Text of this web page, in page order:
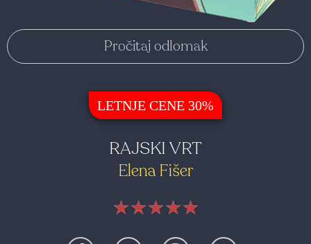
Pročitaj odlomak
LETNJE CENE 30%
RAJSKI VRT
Elena Fišer
★★★★★
★★★★★
★★★★★